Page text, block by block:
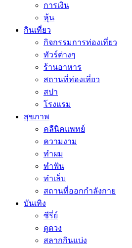
การเงิน
หุ้น
กินเที่ยว
กิจกรรมการท่องเที่ยว
ทัวร์ต่างๆ
ร้านอาหาร
สถานที่ท่องเที่ยว
สปา
โรงแรม
สุขภาพ
คลีนิคแพทย์
ความงาม
ทำผม
ทำฟัน
ทำเล็บ
สถานที่ออกกำลังกาย
บันเทิง
ซีรี่ย์
ดูดวง
สลากกินแบ่ง